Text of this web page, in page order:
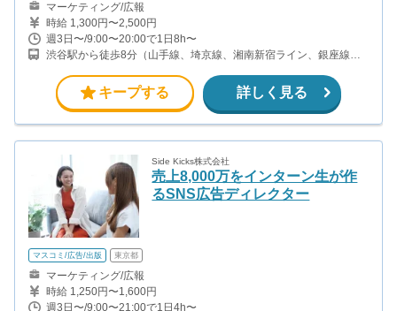
マーケティング/広報
時給 1,300円〜2,500円
週3日〜/9:00〜20:00で1日8h〜
渋谷駅から徒歩8分（山手線、埼京線、湘南新宿ライン、銀座線、
キープする 詳しく見る
Side Kicks株式会社
売上8,000万をインターン生が作
るSNS広告ディレクター
マスコミ/広告/出版 東京都
マーケティング/広報
時給 1,250円〜1,600円
週3日〜/9:00〜21:00で1日4h〜